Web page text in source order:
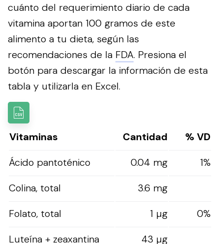
cuánto del requerimiento diario de cada
vitamina aportan 100 gramos de este
alimento a tu dieta, según las
recomendaciones de la FDA. Presiona el
botón para descargar la información de esta
tabla y utilizarla en Excel.
Vitaminas Cantidad
% VD
Ácido pantoténico
0.04 mg
1%
Colina, total
3.6 mg
Folato, total
1 µg
0%
Luteína + zeaxantina
43 µg